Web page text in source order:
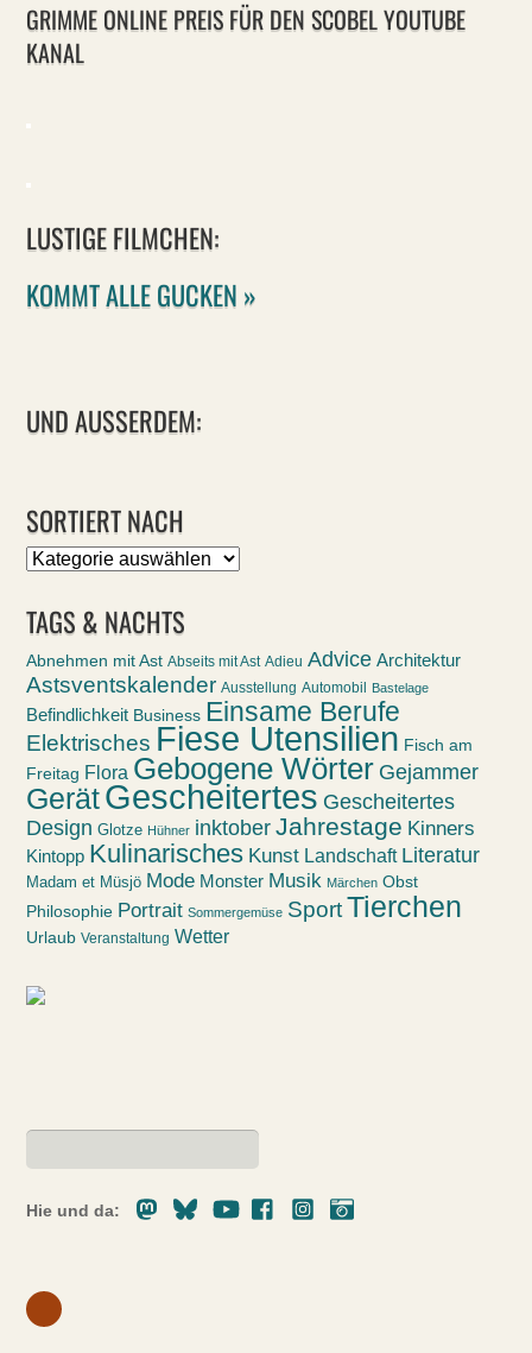
GRIMME ONLINE PREIS FÜR DEN SCOBEL YOUTUBE
KANAL
LUSTIGE FILMCHEN:
KOMMT ALLE GUCKEN »
UND AUSSERDEM:
SORTIERT NACH
Sortiert
TAGS & NACHTS
Abnehmen mit Ast Abseits mit Ast Adieu Advice Architektur
Astsventskalender Ausstellung Automobil Bastelage
Befindlichkeit Business Einsame Berufe
Elektrisches Fiese Utensilien Fisch am
Freitag Flora Gebogene Wörter Gejammer
GerätGescheitertes Gescheitertes
Design Glotze Hühner inktober Jahrestage Kinners
Kintopp Kulinarisches Kunst Landschaft Literatur
Madam et Müsjö Mode Monster Musik Märchen Obst
Philosophie Portrait Sommergemüse Sport Tierchen
Urlaub Veranstaltung Wetter
Hie und da:
MastodonBlueskyYoutubeFacebookInstagram